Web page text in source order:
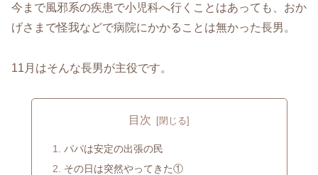
今まで風邪系の疾患で小児科へ行くことはあっても、おか
げさまで怪我などで病院にかかることは無かった長男。
11月はそんな長男が主役です。
目次
パパは安定の出張の民
その日は突然やってきた①